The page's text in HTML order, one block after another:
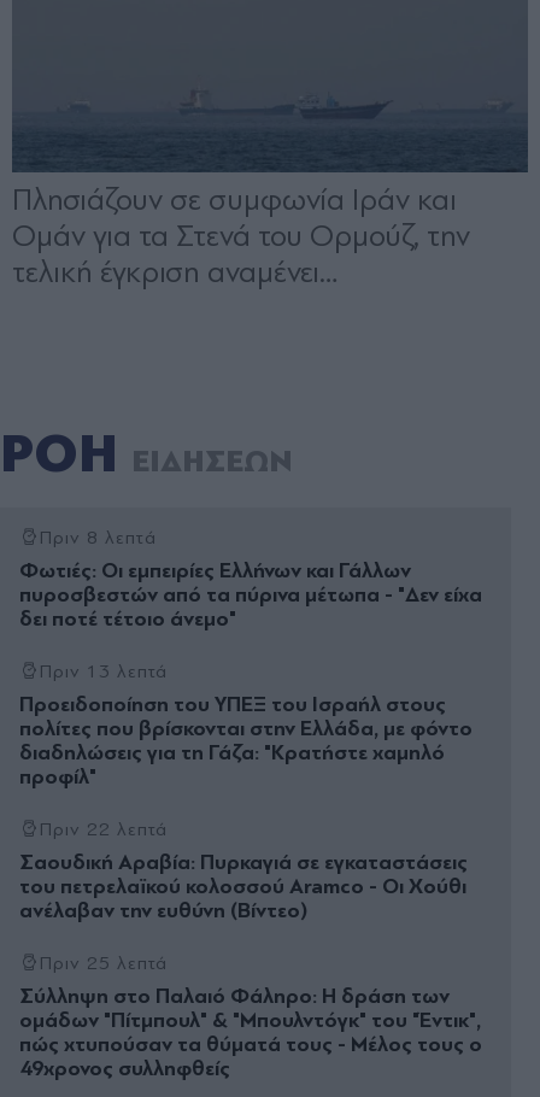
ΡΟΗ ΕΙΔΗΣΕΩΝ
Πριν 8 λεπτά
Φωτιές: Οι εμπειρίες Ελλήνων και Γάλλων
πυροσβεστών από τα πύρινα μέτωπα - "Δεν είχα
δει ποτέ τέτοιο άνεμο"
Πριν 13 λεπτά
Προειδοποίηση του ΥΠΕΞ του Ισραήλ στους
πολίτες που βρίσκονται στην Ελλάδα, με φόντο
διαδηλώσεις για τη Γάζα: "Κρατήστε χαμηλό
προφίλ"
Πριν 22 λεπτά
Σαουδική Αραβία: Πυρκαγιά σε εγκαταστάσεις
του πετρελαϊκού κολοσσού Aramco - Οι Χούθι
ανέλαβαν την ευθύνη (Βίντεο)
Πριν 25 λεπτά
Σύλληψη στο Παλαιό Φάληρο: Η δράση των
ομάδων "Πίτμπουλ" & "Μπουλντόγκ" του "Έντικ",
πώς χτυπούσαν τα θύματά τους - Μέλος τους ο
49χρονος συλληφθείς